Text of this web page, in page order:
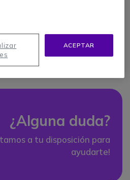
EXCELENTE
segura
¿Alguna duda?
a tu disposición para
ayudarte!
ACEPTAR